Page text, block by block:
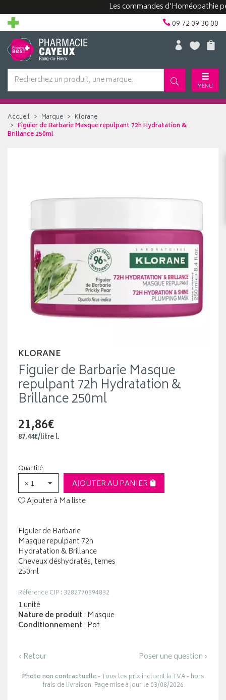
Les commandes d'Homéopathie
09 72 09 30 00
MENU
Accueil Marque
Klorane
Figuier de Barbarie Masque repulpant 72h Hydratation &
Brillance 250ml
KLORANE
Figuier de Barbarie Masque
repulpant 72h Hydratation &
Brillance 250ml
21,86€
87,44€/litrel.
Quantité
× 1
AJOUTER AU PANIER
Ajouter à Ma liste
Figuier de Barbarie
Masque repulpant 72h
Hydratation & Brillance
Cheveux déshydratés, ternes
250ml
Référence CIP : 3282770394832
1 unité
Nature de produit : Masque
Conditionnement : Pot
‹ Retour Poser une question ›
Photo non contractuelle- Tous les prix incluent la TVA - hors
frais de livraison. Page mise à jour le 03/08/2026